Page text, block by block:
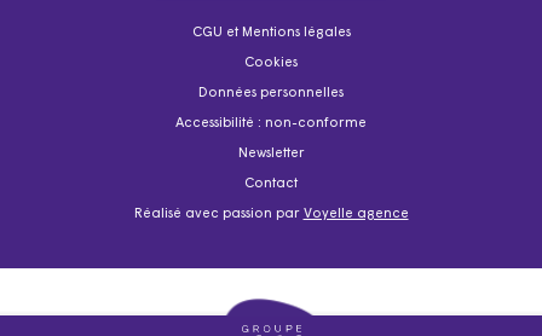
CGU et Mentions légales
Cookies
Données personnelles
Accessibilité : non-conforme
Newsletter
Contact
Réalisé avec passion par Voyelle agence